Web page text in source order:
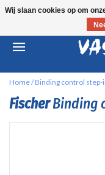
Home/Binding control step-
FischerBinding
Wij slaan cookies op om